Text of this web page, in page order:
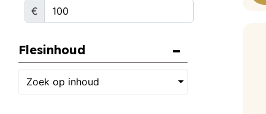
€
Flesinhoud
Zoek op inhoud